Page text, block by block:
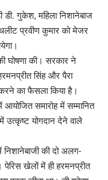
गुकेश, महिला निशानेबाज
प्रवीण कुमार को मेजर
घोषणा की। सरकार ने
सिंह और पैरा
का फैसला किया है।
समारोह में सम्मानित
उत्कृष्ट योगदान देने वाले
की दो अलग-
पेरिस खेलों में ही हरमनप्रीत